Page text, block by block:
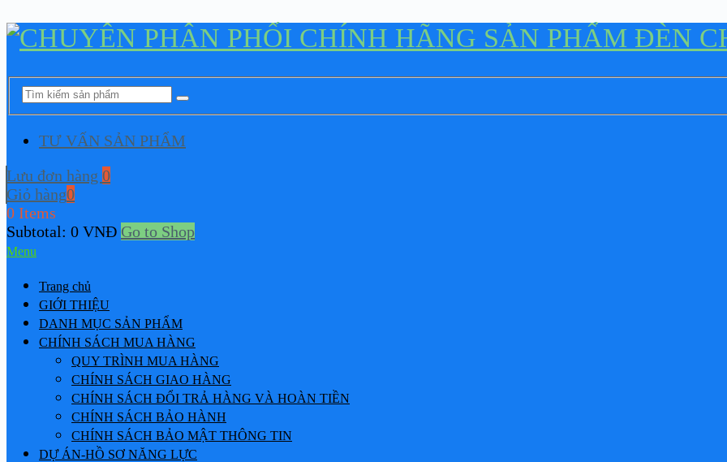
TƯ VẤN SẢN PHẨM
Lưu đơn hàng 0
Giỏ hàng0
0 Items
Subtotal: 0 VNĐ Go to Shop
Menu
Trang chủ
GIỚI THIỆU
DANH MỤC SẢN PHẨM
CHÍNH SÁCH MUA HÀNG
QUY TRÌNH MUA HÀNG
CHÍNH SÁCH GIAO HÀNG
CHÍNH SÁCH ĐỔI TRẢ HÀNG VÀ HOÀN TIỀN
CHÍNH SÁCH BẢO HÀNH
CHÍNH SÁCH BẢO MẬT THÔNG TIN
DỰ ÁN-HỒ SƠ NĂNG LỰC